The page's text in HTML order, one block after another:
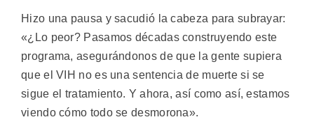
Hizo una pausa y sacudió la cabeza para subrayar:
«¿Lo peor? Pasamos décadas construyendo este
programa, asegurándonos de que la gente supiera
que el VIH no es una sentencia de muerte si se
sigue el tratamiento. Y ahora, así como así, estamos
viendo cómo todo se desmorona».